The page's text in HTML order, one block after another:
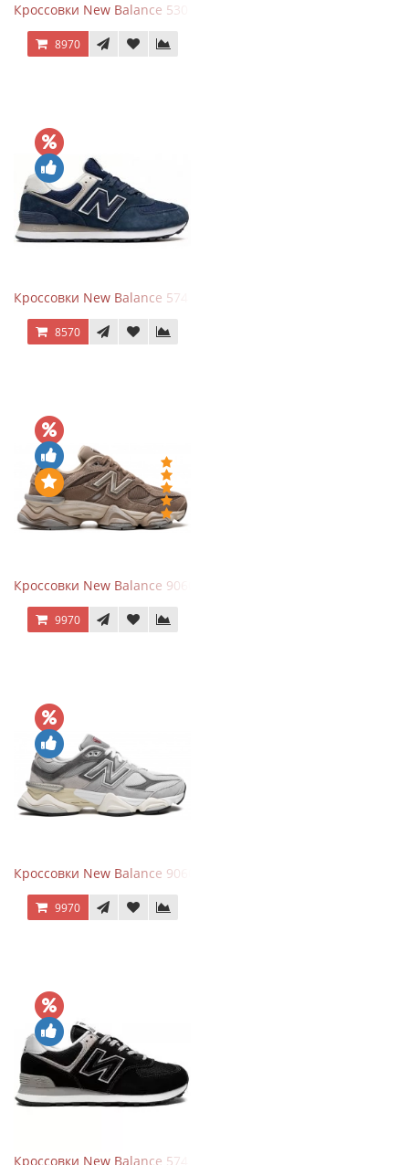
Кроссовки New Balance 530 White Silver Navy
8970
Кроссовки New Balance 574 Navy Blue White
8570
Кроссовки New Balance 9060 Mushroom
9970
Кроссовки New Balance 9060 Rain Cloud Grey
9970
Кроссовки New Balance 574 Evergreen Black